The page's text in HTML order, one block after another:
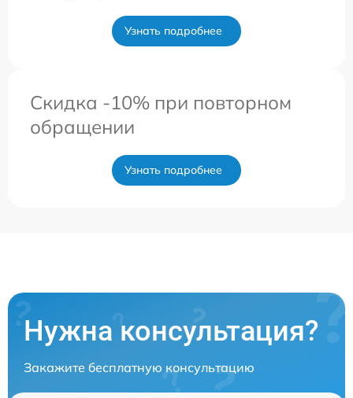
Узнать подробнее
Скидка -10% при повторном
обращении
Узнать подробнее
Нужна консультация?
Закажите бесплатную консультацию